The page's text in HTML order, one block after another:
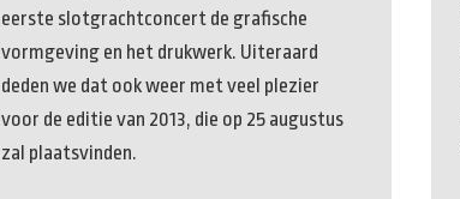
eerste slotgrachtconcert de grafische
vormgeving en het drukwerk. Uiteraard
deden we dat ook weer met veel plezier
voor de editie van 2013, die op 25 augustus
zal plaatsvinden.